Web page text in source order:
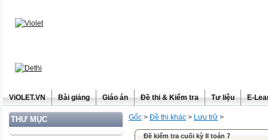
ViOLET.VN Bài giảng Giáo án Đề thi & Kiểm tra Tư liệu E-
THƯ MỤC Gốc > Đề thi khác > Lưu trữ >
Đề kiểm tra cuối kỳ II toán 7